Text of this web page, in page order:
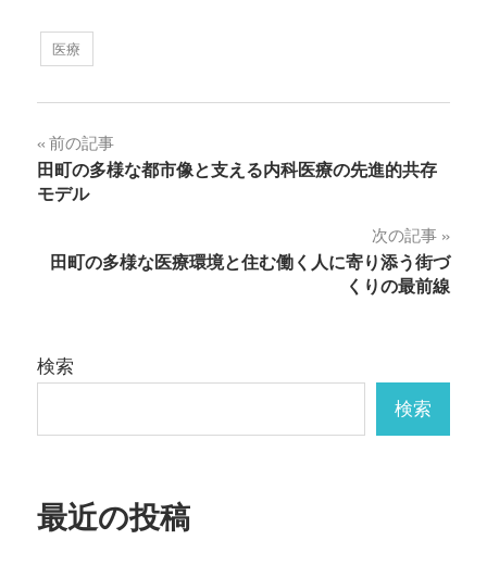
医療
投
稿
ビ
ー
ョ
前の記事
田町の多様な都市像と支える内科医療の先進的共存
モデル
次の記事
田町の多様な医療環境と住む働く人に寄り添う街づ
くりの最前線
検索
検索
最近の投稿